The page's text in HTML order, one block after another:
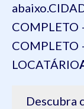
abaixo.
COMPLETO
COMPLETO
LOCATÁRIO
Descubra